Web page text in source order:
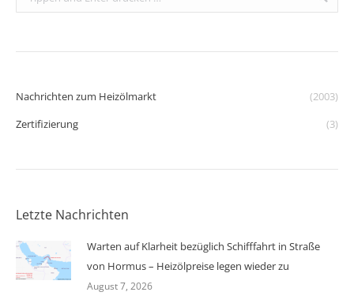
Nachrichten zum Heizölmarkt
(2003)
Zertifizierung
(3)
Letzte Nachrichten
Warten auf Klarheit bezüglich Schifffahrt in Straße
von Hormus – Heizölpreise legen wieder zu
August 7, 2026